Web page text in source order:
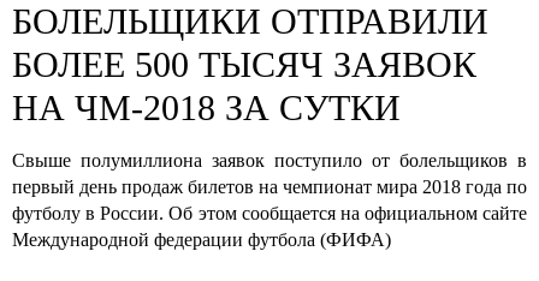
БОЛЕЛЬЩИКИ ОТПРАВИЛИ
БОЛЕЕ 500 ТЫСЯЧ ЗАЯВОК
НА ЧМ-2018 ЗА СУТКИ
Свыше полумиллиона заявок поступило от болельщиков в
первый день продаж билетов на чемпионат мира 2018 года по
футболу в России. Об этом сообщается на официальном сайте
Международной федерации футбола (ФИФА)